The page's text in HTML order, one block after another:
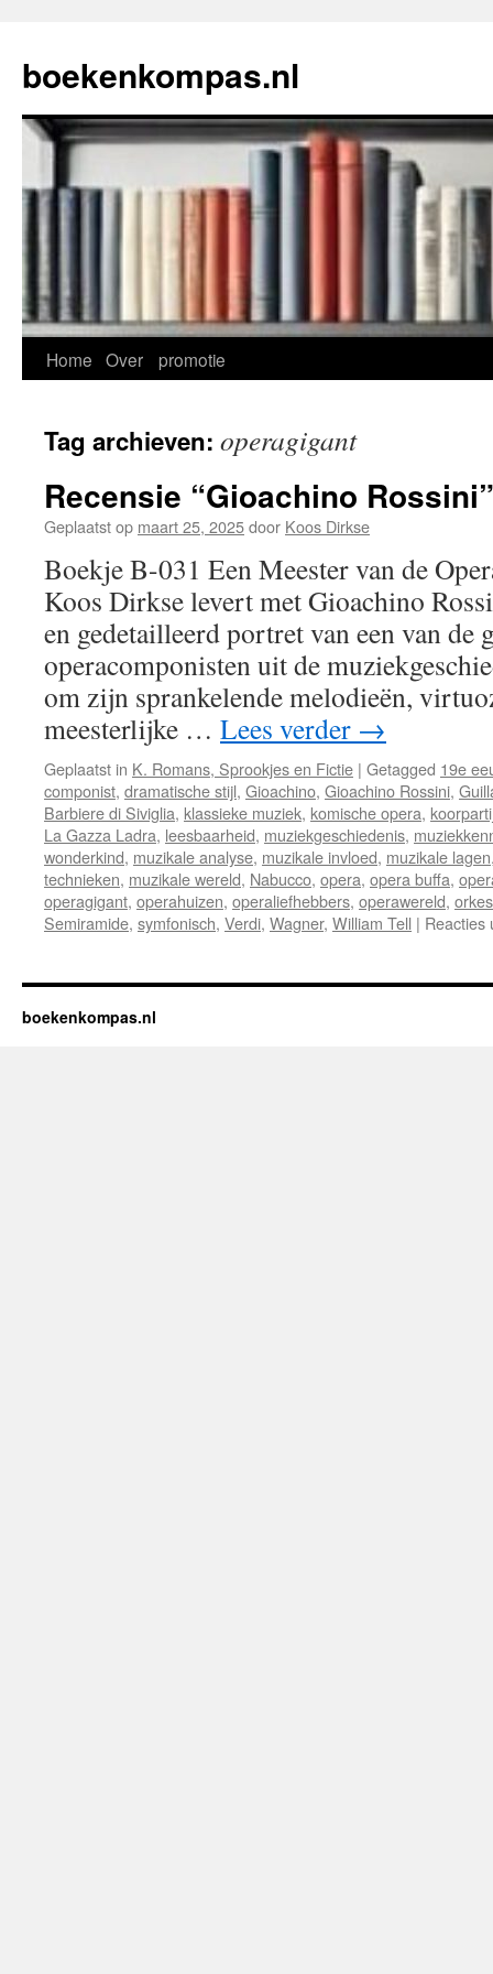
de
inhoud
boekenkompas.nl
Home Over promotie
Tag archieven: operagigant
Recensie “Gioachino Rossini”
Geplaatst op maart 25, 2025door Koos Dirkse
Boekje B-031 Een Meester van de
Koos Dirkse levert met Gioachino
en gedetailleerd portret van een van de
operacomponisten uit de
om zijn sprankelende melodieën,
meesterlijke … Lees verder →
Geplaatst in K. Romans, Sprookjes en Fictie | Getagged 19e
componist, dramatische stijl, Gioachino, Gioachino Rossini,
Barbiere di Siviglia, klassieke muziek, komische opera,
La Gazza Ladra, leesbaarheid, muziekgeschiedenis,
wonderkind, muzikale analyse, muzikale invloed, muzikale lagen
technieken, muzikale wereld, Nabucco, opera, opera buffa,
operagigant, operahuizen, operaliefhebbers, operawereld,
Semiramide, symfonisch, Verdi, Wagner, William Tell | Reacties
boekenkompas.nl